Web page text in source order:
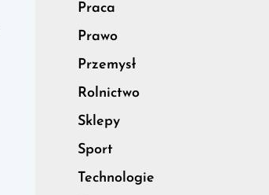
Praca
Prawo
Przemysł
Rolnictwo
Sklepy
Sport
Technologie